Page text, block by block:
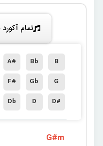
تمام
B
Bb
A#
G
Gb
F#
D#
D
Db
G#m